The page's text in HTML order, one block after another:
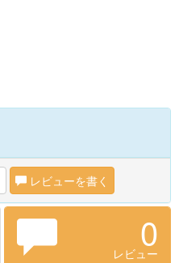
レビューを書く
0
レビュー